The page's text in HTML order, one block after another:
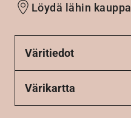
Löydä lähin kauppa
Väritiedot
Värikartta